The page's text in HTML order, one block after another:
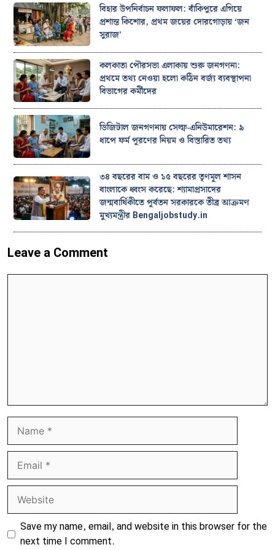
বিহার উপনির্বাচন ফলাফল: বাঁকিপুরে এগিয়ে
প্রশান্ত কিশোর, প্রথম জয়ের দোরগোড়ায় ‘জন
সুরাজ’
কলকাতা পৌরসভা এলাকায় শুরু জনগণনা:
প্রথমে তথ্য নেওয়া হলো কঠিন বর্জ্য ব্যবস্থাপনা
বিভাগের কর্মীদের
ডিজিটাল জনগণনায় সেল্ফ-এনিউমারেশন: ৯
ধাপে ফর্ম পূরণের নিয়ম ও বিস্তারিত তথ্য
৩৪ বছরের বাম ও ১৫ বছরের তৃণমূল শাসন
বাংলাকে ধ্বংস করেছে: শ্যামাপ্রসাদের
জন্মবার্ষিকীতে পূর্বতন সরকারকে তীব্র আক্রমণ
মুখ্যমন্ত্রীর Bengaljobstudy.in
Leave a Comment
Save my name, email, and website in this browser for the
next time I comment.